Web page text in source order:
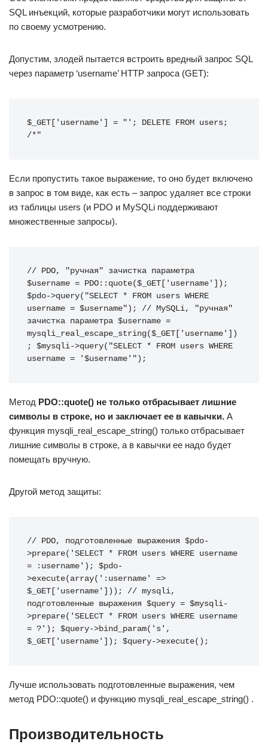
SQL инъекций, которые разработчики могут использовать
по своему усмотрению.
Допустим, злодей пытается встроить вредный запрос SQL
через параметр ‘username’ HTTP запроса (GET):
$_GET['username'] = "'; DELETE FROM users;
/*"
Если пропустить такое выражение, то оно будет включено
в запрос в том виде, как есть – запрос удаляет все строки
из таблицы users (и PDO и MySQLi поддерживают
множественные запросы).
// PDO, "ручная" зачистка параметра
$username = PDO::quote($_GET['username']);
$pdo->query("SELECT * FROM users WHERE
username = $username"); // MySQLi, "ручная"
зачистка параметра $username =
mysqli_real_escape_string($_GET['username'])
; $mysqli->query("SELECT * FROM users WHERE
username = '$username'");
Метод PDO::quote() не только отбрасывает лишние
символы в строке, но и заключает ее в кавычки. А
функция mysqli_real_escape_string() только отбрасывает
лишние символы в строке, а в кавычки ее надо будет
помещать вручную.
Другой метод защиты:
// PDO, подготовленные выражения $pdo-
>prepare('SELECT * FROM users WHERE username
= :username'); $pdo-
>execute(array(':username' =>
$_GET['username'])); // mysqli,
подготовленные выражения $query = $mysqli-
>prepare('SELECT * FROM users WHERE username
= ?'); $query->bind_param('s',
$_GET['username']); $query->execute();
Лучше использовать подготовленные выражения, чем
метод PDO::quote() и функцию mysqli_real_escape_string() .
Производительность